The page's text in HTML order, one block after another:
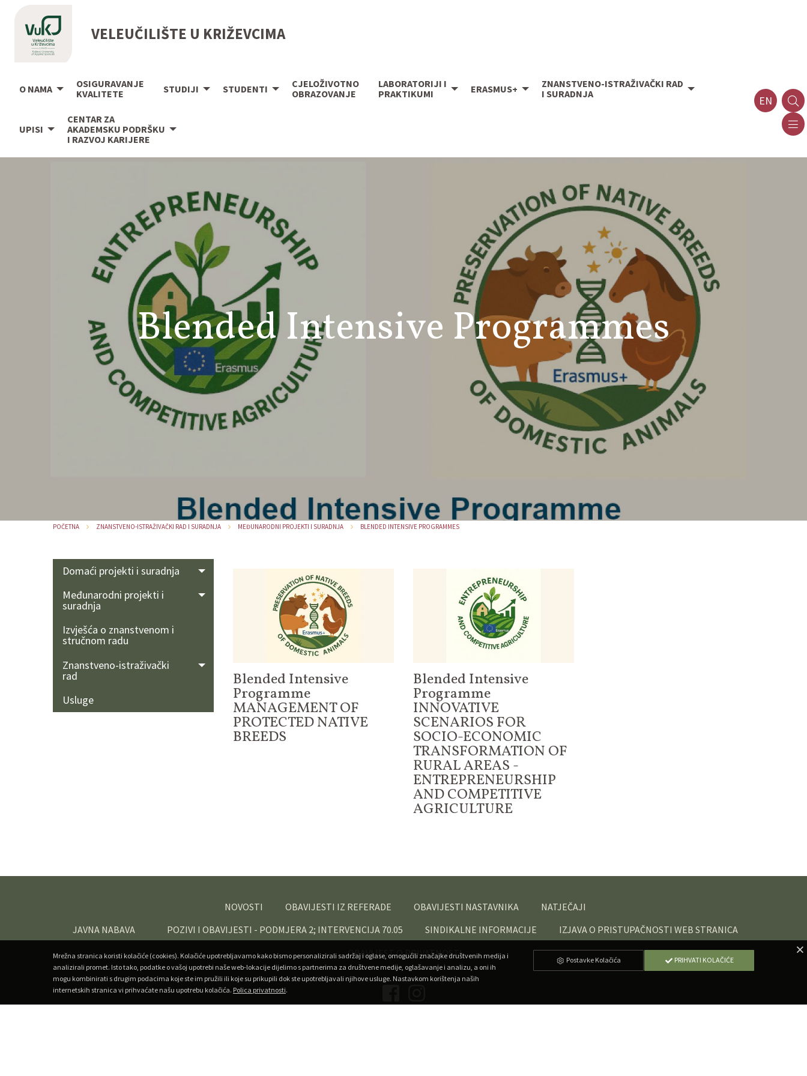
VELEUČILIŠTE U KRIŽEVCIMA
O NAMA
OSIGURAVANJE
KVALITETE
STUDIJI STUDENTI
CJELOŽIVOTNO
OBRAZOVANJE
LABORATORIJI I
PRAKTIKUMI
ERASMUS+
ZNANSTVENO-ISTRAŽIVAČKI RAD
I SURADNJA
UPISI
CENTAR ZA
AKADEMSKU PODRŠKU
I RAZVOJ KARIJERE
EN
Blended Intensive Programmes
POČETNA ZNANSTVENO-ISTRAŽIVAČKI RAD I SURADNJA MEĐUNARODNI PROJEKTI I SURADNJA BLENDED INTENSIVE PROGRAMMES
Domaći projekti i suradnja
TOGGLE MENU
Međunarodni projekti i
suradnja
TOGGLE MENU
Izvješća o znanstvenom i
stručnom radu
Znanstveno-istraživački
rad
TOGGLE MENU
Usluge
Blended Intensive
Programme
MANAGEMENT OF
PROTECTED NATIVE
BREEDS
Blended Intensive
Programme
INNOVATIVE
SCENARIOS FOR
SOCIO-ECONOMIC
TRANSFORMATION OF
RURAL AREAS -
ENTREPRENEURSHIP
AND COMPETITIVE
AGRICULTURE
NOVOSTI OBAVIJESTI IZ REFERADE OBAVIJESTI NASTAVNIKA
NATJEČAJI
JAVNA NABAVA
POZIVI I OBAVIJESTI - PODMJERA 2; INTERVENCIJA 70.05 SINDIKALNE INFORMACIJE
IZJAVA O PRISTUPAČNOSTI WEB STRANICA
OBAVIJEST O PRIVATNOSTI
Mrežna stranica koristi kolačiće (cookies). Kolačiće upotrebljavamo kako bismo personalizirali sadržaj i oglase, omogućili značajke društvenih medija i
analizirali promet. Isto tako, podatke o vašoj upotrebi naše web-lokacije dijelimo s partnerima za društvene medije, oglašavanje i analizu, a oni ih
mogu kombinirati s drugim podacima koje ste im pružili ili koje su prikupili dok ste upotrebljavali njihove usluge. Nastavkom korištenja naših
internetskih stranica vi prihvaćate našu upotrebu kolačića. Polica privatnosti.
Postavke Kolačića PRIHVATI KOLAČIĆE